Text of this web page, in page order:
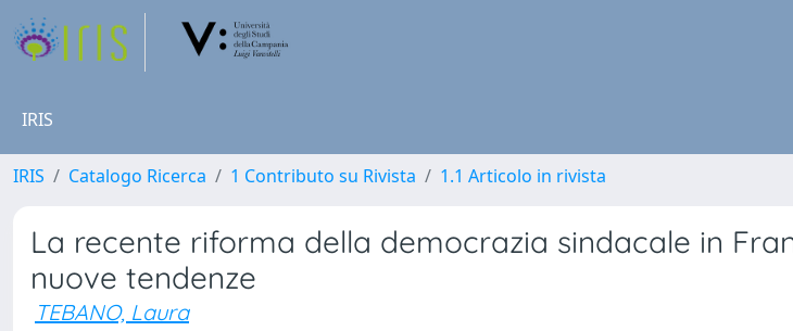
IRIS
IRIS Catalogo Ricerca 1 Contributo su Rivista 1.1 Articolo in rivista
La recente riforma della democrazia sindacale in
nuove tendenze
TEBANO, Laura